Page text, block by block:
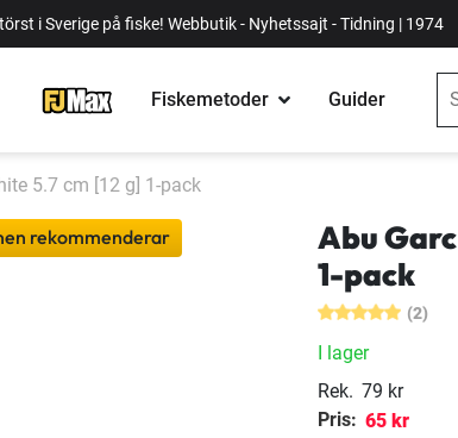
i Sverige på fiske! Webbutik - Nyhetssajt - Tidning | 1974
Fiskemetoder Guider
5.7 cm [12 g] 1-pack
rekommenderar
Abu
1-pack
(2)
I lager
Rek. 79 kr
Pris: 65 kr